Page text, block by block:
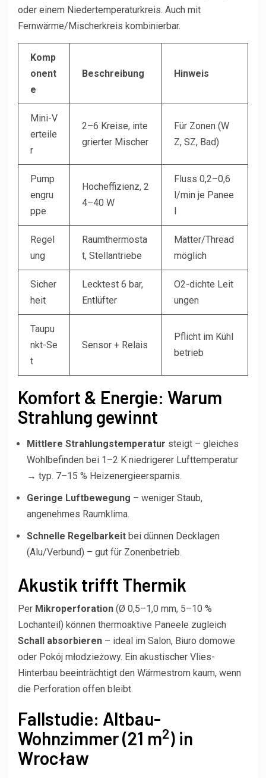
oder einem Niedertemperaturkreis. Auch mit
Fernwärme/Mischerkreis kombinierbar.
Komp
onent
e
Beschreibung Hinweis
Mini-V
erteile
r
2–6 Kreise, inte
grierter Mischer
Für Zonen (W
Z, SZ, Bad)
Pump
engru
ppe
Hocheffizienz, 2
4–40 W
Fluss 0,2–0,6
l/min je Panee
l
Regel
ung
Raumthermosta
t, Stellantriebe
Matter/Thread
möglich
Sicher
heit
Lecktest 6 bar,
Entlüfter
O2-dichte Leit
ungen
Taupu
nkt-Se
t
Sensor + Relais
Pflicht im Kühl
betrieb
Komfort & Energie: Warum
Strahlung gewinnt
Mittlere Strahlungstemperatur steigt – gleiches
Wohlbefinden bei 1–2 K niedrigerer Lufttemperatur
→ typ. 7–15 % Heizenergieersparnis.
Geringe Luftbewegung – weniger Staub,
angenehmes Raumklima.
Schnelle Regelbarkeit bei dünnen Decklagen
(Alu/Verbund) – gut für Zonenbetrieb.
Akustik trifft Thermik
Per Mikroperforation (Ø 0,5–1,0 mm, 5–10 %
Lochanteil) können thermoaktive Paneele zugleich
Schall absorbieren – ideal im Salon, Biuro domowe
oder Pokój młodzieżowy. Ein akustischer Vlies-
Hinterbau beeinträchtigt den Wärmestrom kaum, wenn
die Perforation offen bleibt.
Fallstudie: Altbau-
Wohnzimmer (21 m2) in
Wrocław